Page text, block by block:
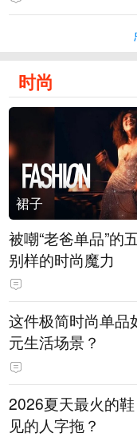
时尚
裙子
被嘲“老爸单品”的
别样的时尚魔力
这件极简时尚单品
元生活场景？
2026夏天最火的
见的人字拖？